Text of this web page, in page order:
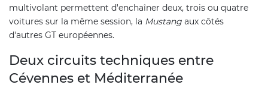
multivolant permettent d'enchaîner deux, trois ou quatre
voitures sur la même session, la Mustang aux côtés
d'autres GT européennes.
Deux circuits techniques entre
Cévennes et Méditerranée